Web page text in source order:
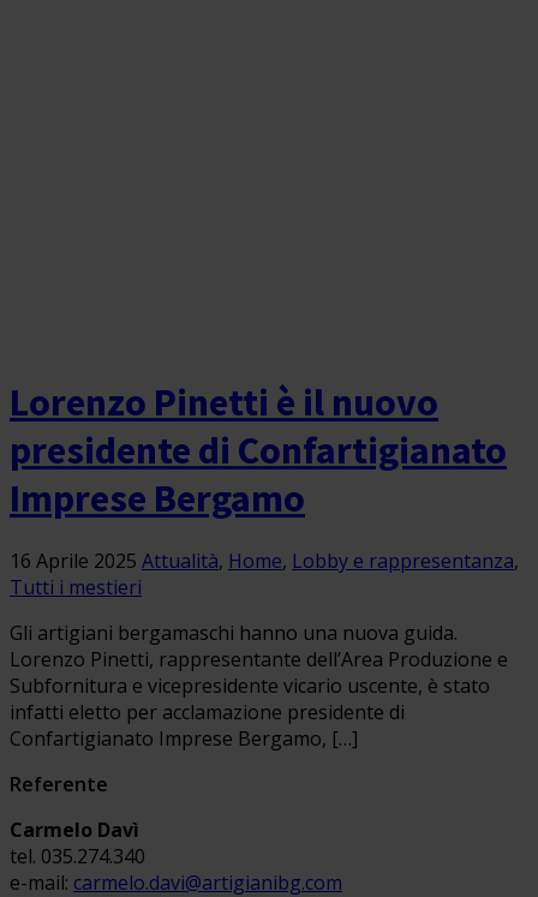
Lorenzo Pinetti è il nuovo
presidente di Confartigianato
Imprese Bergamo
16 Aprile 2025 Attualità, Home, Lobby e rappresentanza,
Tutti i mestieri
Gli artigiani bergamaschi hanno una nuova guida.
Lorenzo Pinetti, rappresentante dell’Area Produzione e
Subfornitura e vicepresidente vicario uscente, è stato
infatti eletto per acclamazione presidente di
Confartigianato Imprese Bergamo, […]
Referente
Carmelo Davì
tel. 035.274.340
e-mail: carmelo.davi@artigianibg.com